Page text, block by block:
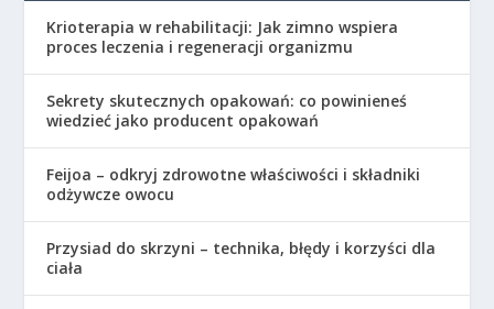
Krioterapia w rehabilitacji: Jak zimno wspiera
proces leczenia i regeneracji organizmu
Sekrety skutecznych opakowań: co powinieneś
wiedzieć jako producent opakowań
Feijoa – odkryj zdrowotne właściwości i składniki
odżywcze owocu
Przysiad do skrzyni – technika, błędy i korzyści dla
ciała